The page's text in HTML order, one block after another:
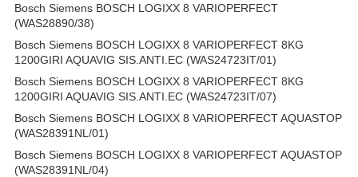
Bosch Siemens BOSCH LOGIXX 8 VARIOPERFECT
(WAS28890/38)
Bosch Siemens BOSCH LOGIXX 8 VARIOPERFECT 8KG
1200GIRI AQUAVIG SIS.ANTI.EC (WAS24723IT/01)
Bosch Siemens BOSCH LOGIXX 8 VARIOPERFECT 8KG
1200GIRI AQUAVIG SIS.ANTI.EC (WAS24723IT/07)
Bosch Siemens BOSCH LOGIXX 8 VARIOPERFECT AQUASTOP
(WAS28391NL/01)
Bosch Siemens BOSCH LOGIXX 8 VARIOPERFECT AQUASTOP
(WAS28391NL/04)